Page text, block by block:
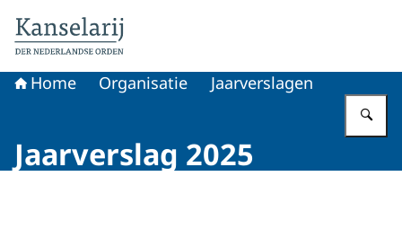
Home Organisatie Jaarverslagen
Jaarverslag 2025